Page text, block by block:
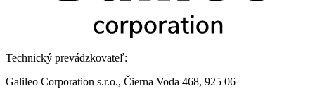
Technický prevádzkovateľ:
Galileo Corporation s.r.o., Čierna Voda 468, 925 06